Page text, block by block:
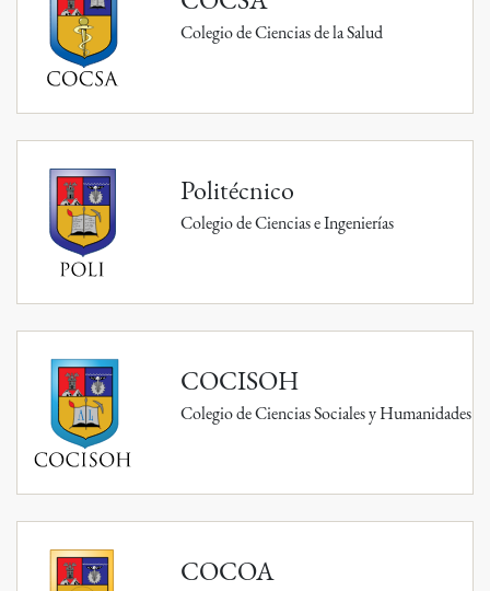
Colegio de Ciencias de la Salud
Politécnico
Colegio de Ciencias e Ingenierías
COCISOH
Colegio de Ciencias Sociales y Humanidades
COCOA